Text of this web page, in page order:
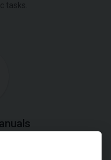
tasks.
on how